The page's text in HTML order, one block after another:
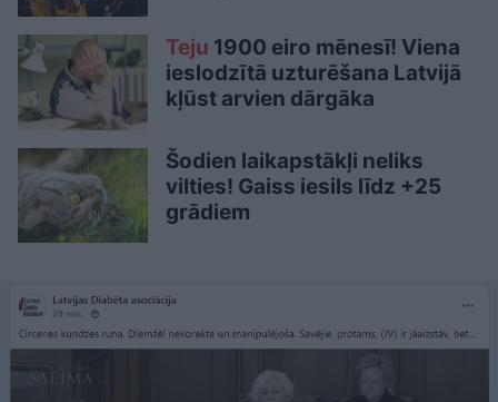
Teju 1900 eiro mēnesī! Viena
ieslodzītā uzturēšana Latvijā
kļūst arvien dārgāka
Šodien laikapstākļi neliks
vilties! Gaiss iesils līdz +25
grādiem